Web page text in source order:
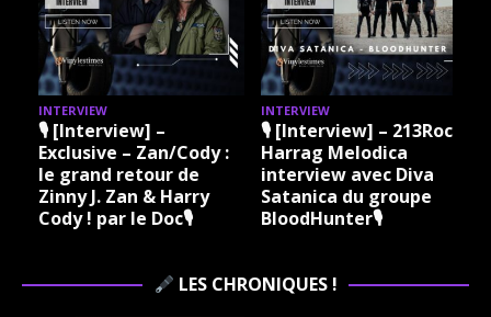
INTERVIEW
🎙 [Interview] –
Exclusive – Zan/Cody :
le grand retour de
Zinny J. Zan & Harry
Cody ! par le Doc🎙
INTERVIEW
🎙 [Interview] – 213Rock
Harrag Melodica
interview avec Diva
Satanica du groupe
BloodHunter🎙
LES CHRONIQUES !